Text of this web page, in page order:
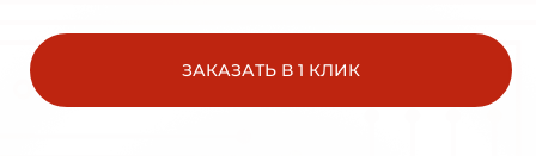
ЗАКАЗАТЬ В 1 КЛИК